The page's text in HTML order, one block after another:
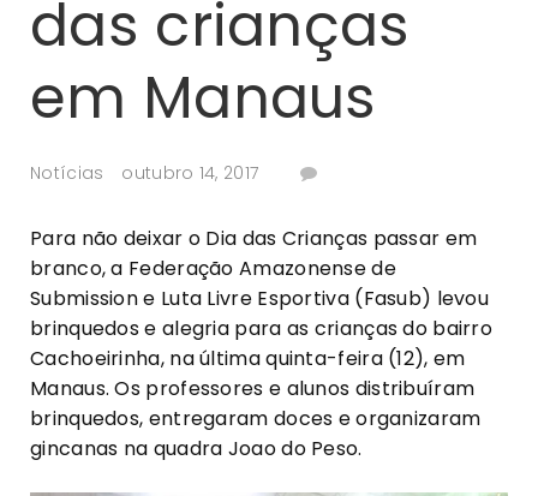
das crianças
em Manaus
Notícias outubro 14, 2017
Para não deixar o Dia das Crianças passar em
branco, a Federação Amazonense de
Submission e Luta Livre Esportiva (Fasub) levou
brinquedos e alegria para as crianças do bairro
Cachoeirinha, na última quinta-feira (12), em
Manaus. Os professores e alunos distribuíram
brinquedos, entregaram doces e organizaram
gincanas na quadra Joao do Peso.